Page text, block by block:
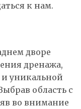
к нам.
дворе
дренажа,
уникальной
область с
во внимание